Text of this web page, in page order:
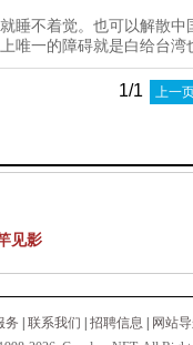
睡不着觉。也可以解散中
唯一的障碍就是白给台湾
1/1 上一
见影
务 联系我们 招聘信息 网站